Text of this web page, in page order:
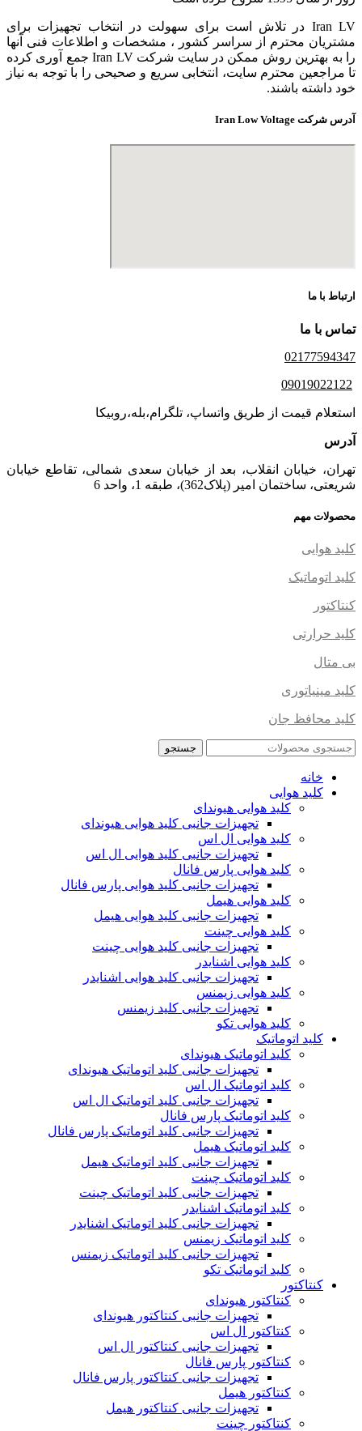
Iran LV در تلاش است برای سهولت در انتخاب تجهیزات برای
مشتریان محترم از سراسر کشور ، مشخصات و اطلاعات فنی آنها
را به بهترین روش ممکن در سایت شرکت Iran LV جمع آوری کرده
تا مراجعین محترم سایت، انتخابی سریع و صحیحی را با توجه به نیاز
خود داشته باشند.
آدرس شرکت Iran Low Voltage
ارتباط با ما
تماس با ما
02177594347
09019022122
استعلام قیمت از طریق واتساپ، تلگرام،بله،روبیکا
آدرس
تهران، خیابان انقلاب، بعد از خیابان سعدی شمالی، تقاطع خیابان
شریعتی، ساختمان امیر (پلاک362)، طبقه 1، واحد 6
محصولات مهم
کلید هوایی
کلید اتوماتیک
کنتاکتور
کلید حرارتی
بی متال
کلید مینیاتوری
کلید محافظ جان
جستجو
خانه
کلید هوایی
کلید هوایی هیوندای
تجهیزات جانبی کلید هوایی هیوندای
کلید هوایی ال اس
تجهیزات جانبی کلید هوایی ال اس
کلید هوایی پارس فانال
تجهیزات جانبی کلید هوایی پارس فانال
کلید هوایی هیمل
تجهیزات جانبی کلید هوایی هیمل
کلید هوایی چینت
تجهیزات جانبی کلید هوایی چینت
کلید هوایی اشنایدر
تجهیزات جانبی کلید هوایی اشنایدر
کلید هوایی زیمنس
تجهیزات جانبی کلید زیمنس
کلید هوایی تکو
کلید اتوماتیک
کلید اتوماتیک هیوندای
تجهیزات جانبی کلید اتوماتیک هیوندای
کلید اتوماتیک ال اس
تجهیزات جانبی کلید اتوماتیک ال اس
کلید اتوماتیک پارس فانال
تجهیزات جانبی کلید اتوماتیک پارس فانال
کلید اتوماتیک هیمل
تجهیزات جانبی کلید اتوماتیک هیمل
کلید اتوماتیک چینت
تجهیزات جانبی کلید اتوماتیک چینت
کلید اتوماتیک اشنایدر
تجهیزات جانبی کلید اتوماتیک اشنایدر
کلید اتوماتیک زیمنس
تجهیزات جانبی کلید اتوماتیک زیمنس
کلید اتوماتیک تکو
کنتاکتور
کنتاکتور هیوندای
تجهیزات جانبی کنتاکتور هیوندای
کنتاکتور ال اس
تجهیزات جانبی کنتاکتور ال اس
کنتاکتور پارس فانال
تجهیزات جانبی کنتاکتور پارس فانال
کنتاکتور هیمل
تجهیزات جانبی کنتاکتور هیمل
کنتاکتور چینت